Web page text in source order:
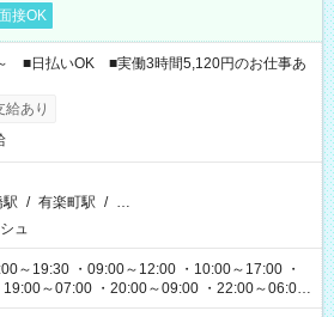
接OK
■日払いOK ■実働3時間5,120円のお仕事あ
給あり
駅 / 有楽町駅 / …
ュ
～19:30 ・09:00～12:00 ・10:00～17:00 ・
～07:00 ・20:00～09:00 ・22:00～06:00